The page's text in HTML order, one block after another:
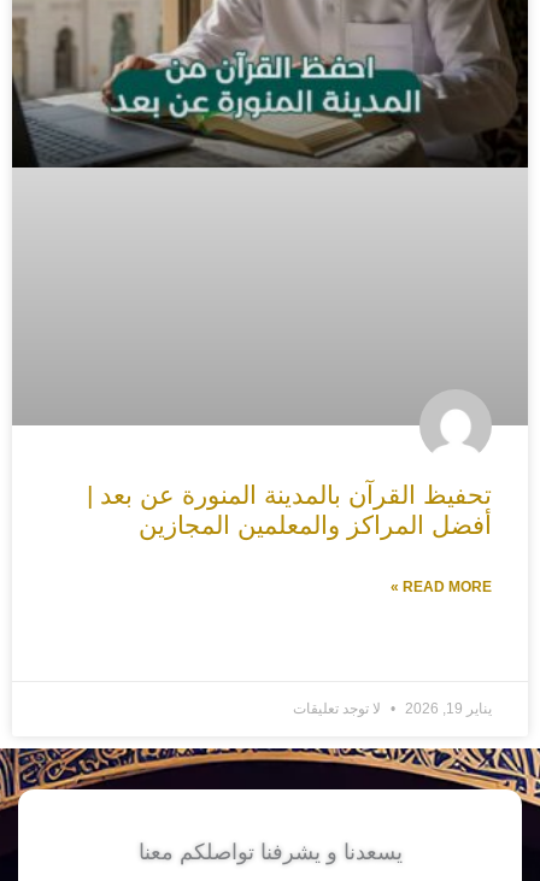
تحفيظ القرآن بالمدينة المنورة عن بعد |
أفضل المراكز والمعلمين المجازين
READ MORE »
يناير 19, 2026 لا توجد تعليقات
يسعدنا و يشرفنا تواصلكم معنا